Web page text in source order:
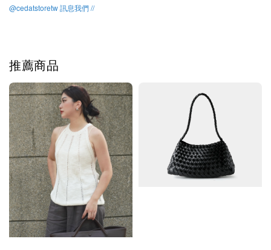
@cedatstoretw 訊息我們 //
推薦商品